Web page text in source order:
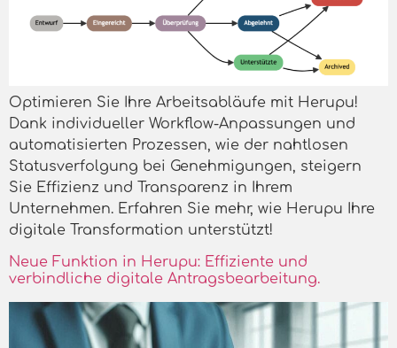
Optimieren Sie Ihre Arbeitsabläufe mit Herupu!
Dank individueller Workflow-Anpassungen und
automatisierten Prozessen, wie der nahtlosen
Statusverfolgung bei Genehmigungen, steigern
Sie Effizienz und Transparenz in Ihrem
Unternehmen. Erfahren Sie mehr, wie Herupu Ihre
digitale Transformation unterstützt!
Neue Funktion in Herupu: Effiziente und
verbindliche digitale Antragsbearbeitung.